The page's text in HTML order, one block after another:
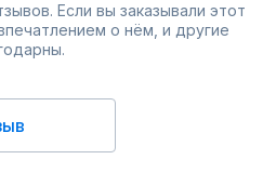
Если вы заказывали этот
о нём, и другие